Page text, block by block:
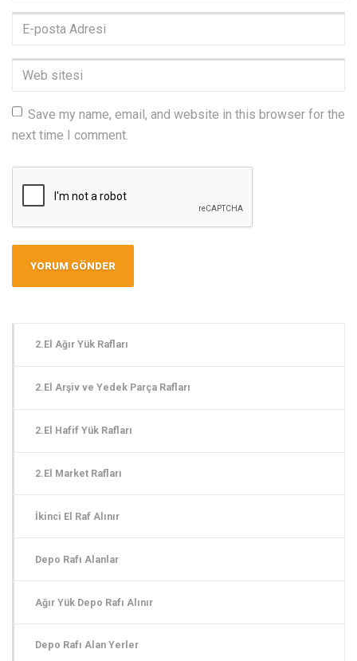
Soyadı*
Adresi*
Web
Save my name, email, and website in this browser for the
next time I comment.
2.El Ağır Yük Rafları
2.El Arşiv ve Yedek Parça Rafları
2.El Hafif Yük Rafları
2.El Market Rafları
İkinci El Raf Alınır
Depo Rafı Alanlar
Ağır Yük Depo Rafı Alınır
Depo Rafı Alan Yerler